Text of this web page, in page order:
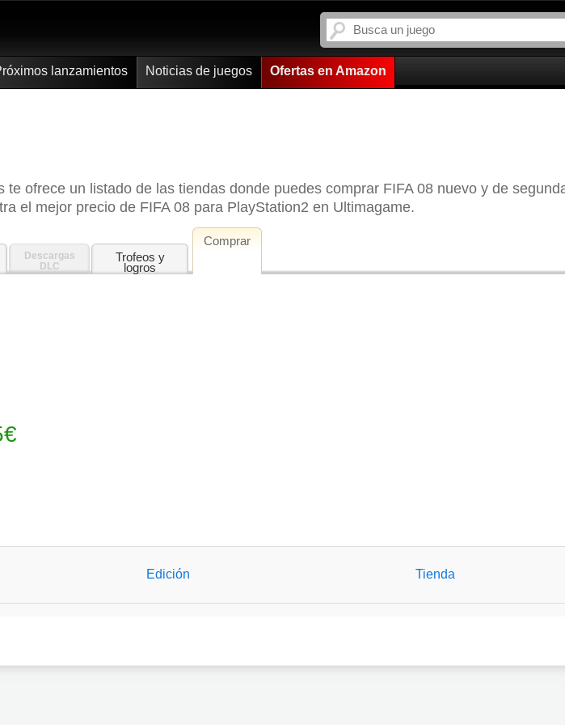
lanzamientos Noticias de juegos Ofertas en Amazon
ofrece un listado de las tiendas donde puedes comprar FIFA 08 nuevo y de
el mejor precio de FIFA 08 para PlayStation2 en Ultimagame.
Descargas
DLC
Trofeos y
logros
Comprar
€
Edición Tienda